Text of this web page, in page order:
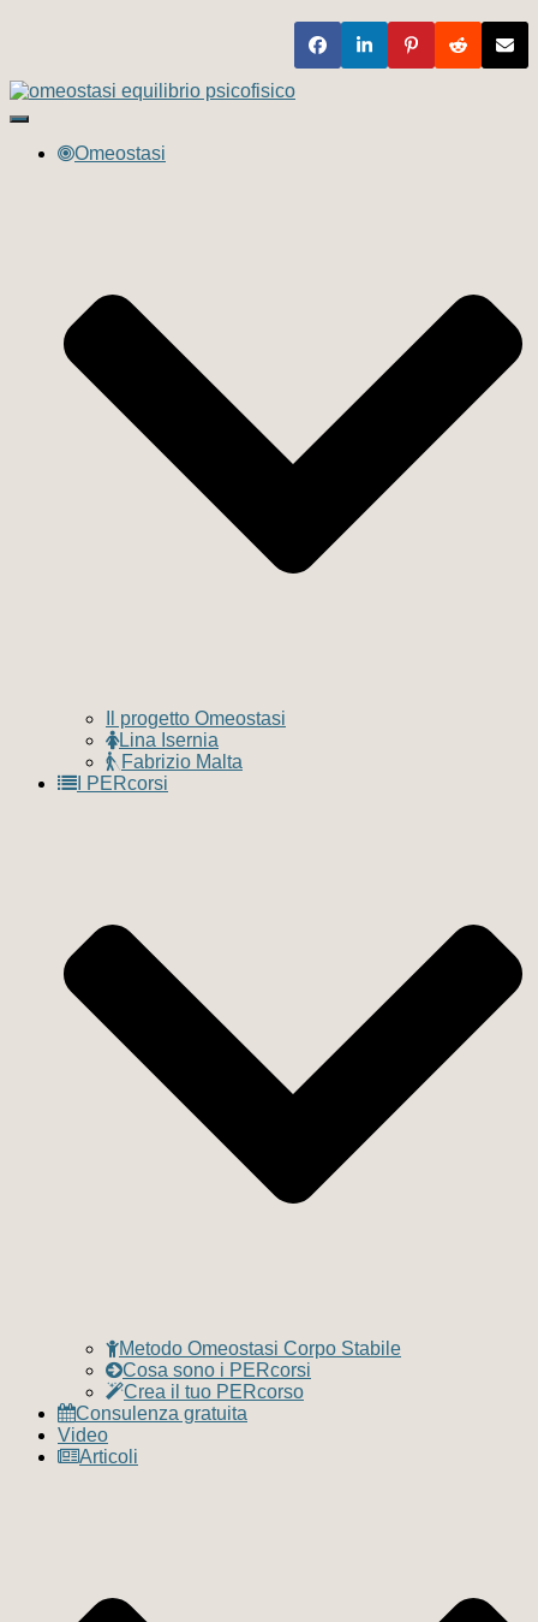
Navigazione
toggle
Omeostasi
Il progetto Omeostasi
Lina Isernia
Fabrizio Malta
I PERcorsi
Metodo Omeostasi Corpo Stabile
Cosa sono i PERcorsi
Crea il tuo PERcorso
Consulenza gratuita
Video
Articoli